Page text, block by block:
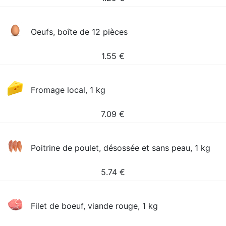
Oeufs, boîte de 12 pièces
1.55 €
Fromage local, 1 kg
7.09 €
Poitrine de poulet, désossée et sans peau, 1 kg
5.74 €
Filet de boeuf, viande rouge, 1 kg